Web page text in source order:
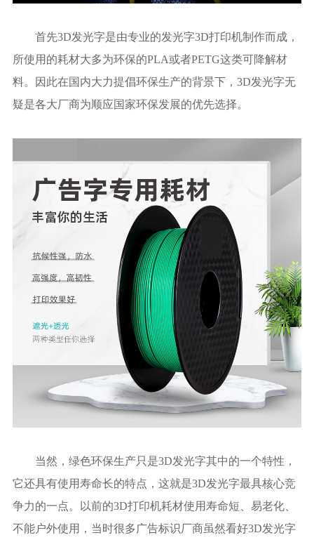
首先3D发光字是由专业的发光字3D打印机制作而成，
所使用的耗材大多为环保的PLA或者PETG这类可降解材
料。因此在国内大力提倡环保生产的背景下，3D发光字无
疑是各大厂商为顺应国家环保发展的优先选择。
当然，绿色环保生产只是3D发光字其中的一个特性，
它还具有使用寿命长的特点，这就是3D发光字最具核心竞
争力的一点。以前的3D打印机耗材使用寿命短、易老化、
不能户外使用，当时很多广告标识厂商虽然看好3D发光字